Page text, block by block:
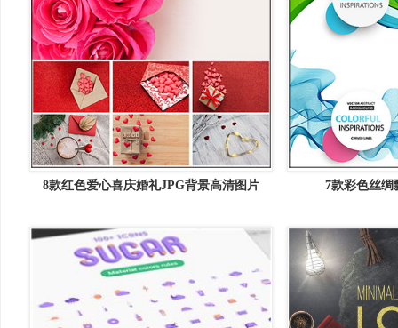
8款红色爱心喜庆婚礼JPG背景高清图片 7款彩色丝绸